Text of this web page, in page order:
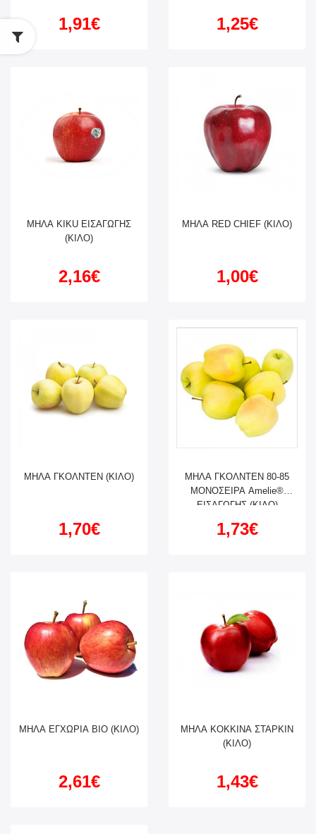
1,91€ 1,25€
ΜΗΛΑ KIKU ΕΙΣΑΓΩΓΗΣ
(ΚΙΛΟ)
2,16€
ΜΗΛΑ RED CHIEF (ΚΙΛΟ)
1,00€
ΜΗΛΑ ΓΚΟΛΝΤΕΝ (ΚΙΛΟ)
1,70€
ΜΗΛΑ ΓΚΟΛΝΤΕΝ 80-85
ΜΟΝΟΣΕΙΡΑ Amelie®
ΕΙΣΑΓΩΓΗΣ (ΚΙΛΟ)
1,73€
ΜΗΛΑ ΕΓΧΩΡΙΑ ΒΙΟ (ΚΙΛΟ)
2,61€
ΜΗΛΑ ΚΟΚΚΙΝΑ ΣΤΑΡΚΙΝ
(ΚΙΛΟ)
1,43€